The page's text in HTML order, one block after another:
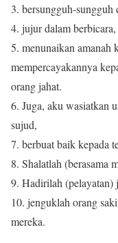
3. bersungguh-
4. jujur dalam berbicara,
5. menunaikan amanah
mempercayakannya
orang jahat.
6. Juga, aku wasiatkan
sujud,
7. berbuat baik kepada
8. Shalatlah (berasama
9. Hadirilah (pelayatan)
10. jenguklah orang
mereka.